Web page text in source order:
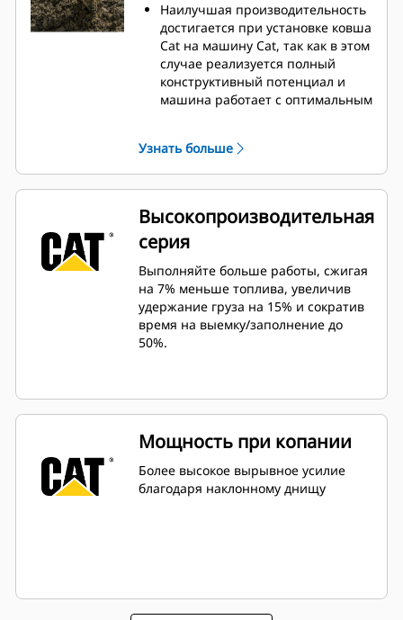
Наилучшая производительность
достигается при установке ковша
Cat на машину Cat, так как в этом
случае реализуется полный
конструктивный потенциал и
машина работает с оптимальным
радиусом позволяет улучшить
поток материала в ковш.
Дополнительный зазор в области
часть ковша не цепляется за
грунт, что снижает затраты на
техническое обслуживание.
Расход топлива достигает
максимального значения во
время копания. Ковши Cat
предназначены для быстрой
резки грунта, что повышает
боковые брусья обеспечивают
возможного объема грунта при
каждой загрузке.
Узнать больше
Высокопроизводительная
серия
Выполняйте больше работы, сжигая
на 7% меньше топлива, увеличив
удержание груза на 15% и сократив
время на выемку/заполнение до
50%.
Мощность при копании
Более высокое вырывное усилие
благодаря наклонному днищу